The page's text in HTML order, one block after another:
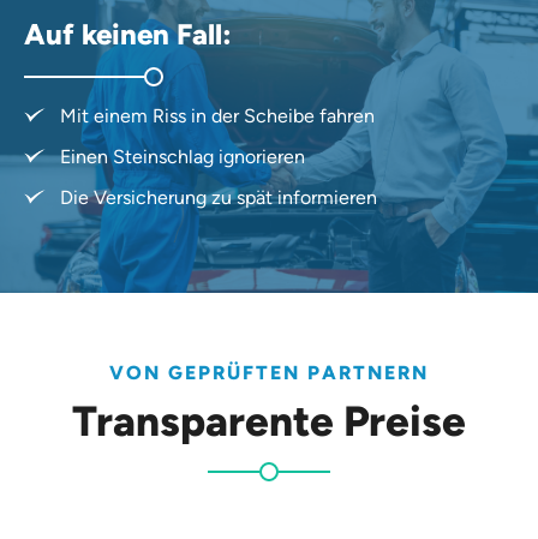
Auf keinen Fall:
Mit einem Riss in der Scheibe fahren
Einen Steinschlag ignorieren
Die Versicherung zu spät informieren
VON GEPRÜFTEN PARTNERN
Transparente Preise